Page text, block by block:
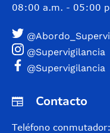
08:00 a.m. - 05:00
@Supervigilancia
@Supervigilancia
Contacto
Teléfono